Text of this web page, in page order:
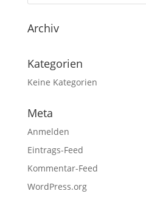
Archiv
Kategorien
Keine Kategorien
Meta
Anmelden
Eintrags-Feed
Kommentar-Feed
WordPress.org